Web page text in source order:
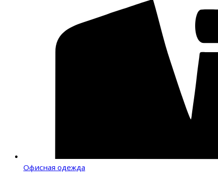
Офисная одежда